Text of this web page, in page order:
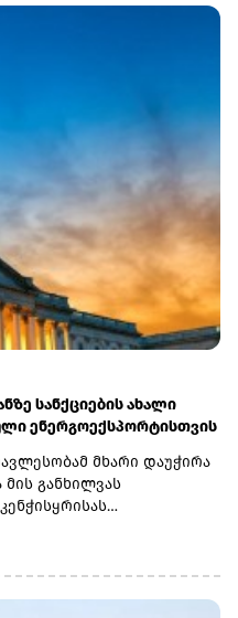
სანქციების ახალი
ენერგოექსპორტისთვის
მხარი დაუჭირა
მის განხილვას
„ლინდსი ო.
რუსეთისა და ირანის
შედეგი 86 ხმა 11-ის